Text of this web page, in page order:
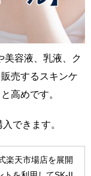
美容液、乳液、ク
売するスキンケ
高めです。
できます。
楽天市場店を展開